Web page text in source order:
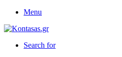
Menu
Search for